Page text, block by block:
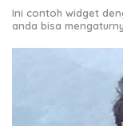
Ini contoh widget
anda bisa